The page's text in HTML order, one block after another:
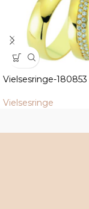
Vielsesringe-180853
Vielsesringe